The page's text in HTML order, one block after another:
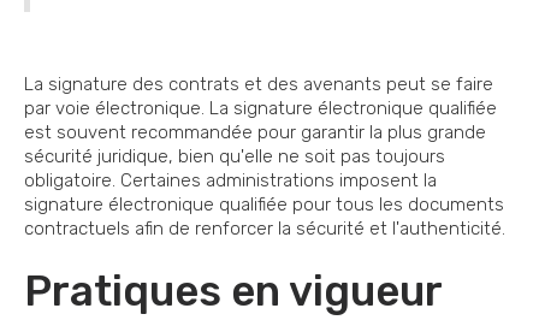
La signature des contrats et des avenants peut se faire
par voie électronique. La signature électronique qualifiée
est souvent recommandée pour garantir la plus grande
sécurité juridique, bien qu'elle ne soit pas toujours
obligatoire. Certaines administrations imposent la
signature électronique qualifiée pour tous les documents
contractuels afin de renforcer la sécurité et l'authenticité.
Pratiques en vigueur